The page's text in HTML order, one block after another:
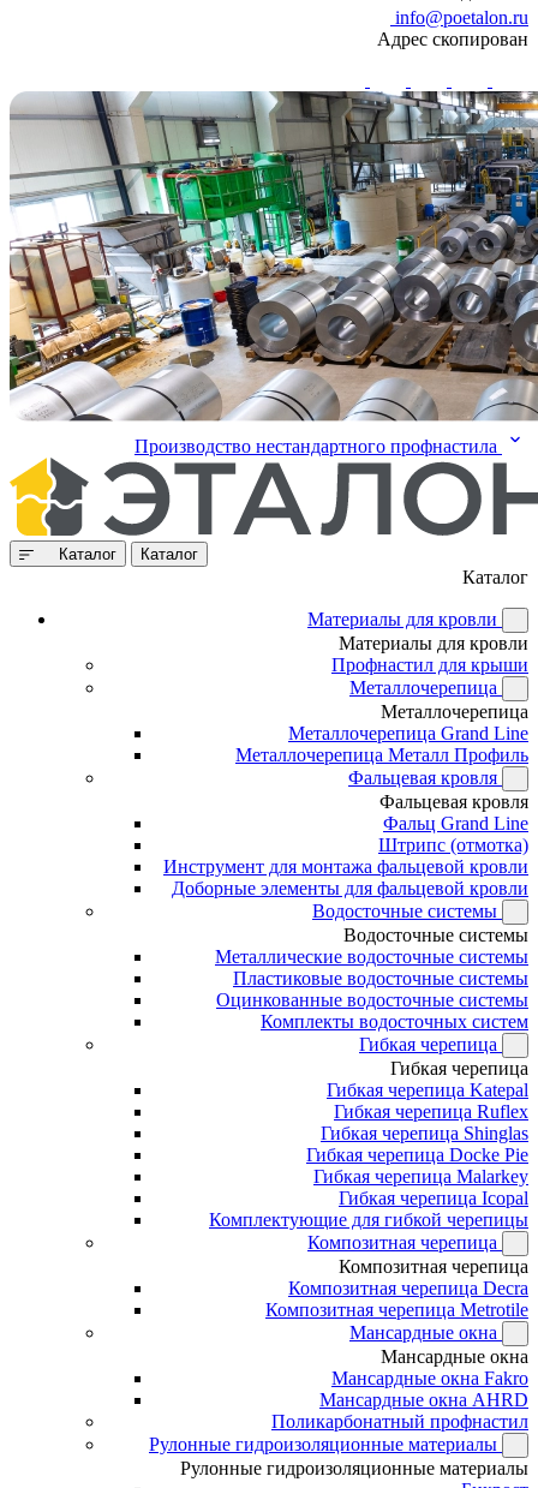
info@poetalon.ru
Адрес скопирован
Производство нестандартного профнастила
Каталог Каталог
Каталог
Материалы для кровли
Материалы для кровли
Профнастил для крыши
Металлочерепица
Металлочерепица
Металлочерепица Grand Line
Металлочерепица Металл Профиль
Фальцевая кровля
Фальцевая кровля
Фальц Grand Line
Штрипс (отмотка)
Инструмент для монтажа фальцевой кровли
Доборные элементы для фальцевой кровли
Водосточные системы
Водосточные системы
Металлические водосточные системы
Пластиковые водосточные системы
Оцинкованные водосточные системы
Комплекты водосточных систем
Гибкая черепица
Гибкая черепица
Гибкая черепица Katepal
Гибкая черепица Ruflex
Гибкая черепица Shinglas
Гибкая черепица Docke Pie
Гибкая черепица Malarkey
Гибкая черепица Icopal
Комплектующие для гибкой черепицы
Композитная черепица
Композитная черепица
Композитная черепица Decra
Композитная черепица Metrotile
Мансардные окна
Мансардные окна
Мансардные окна Fakro
Мансардные окна AHRD
Поликарбонатный профнастил
Рулонные гидроизоляционные материалы
Рулонные гидроизоляционные материалы